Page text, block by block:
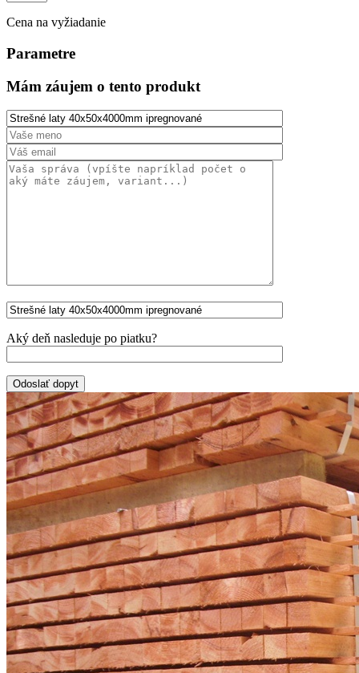
Cena na vyžiadanie
Parametre
Mám záujem o tento produkt
Aký deň nasleduje po piatku?